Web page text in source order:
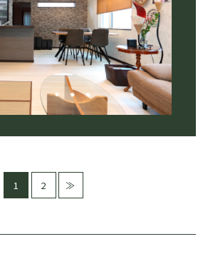
1 2 ≫